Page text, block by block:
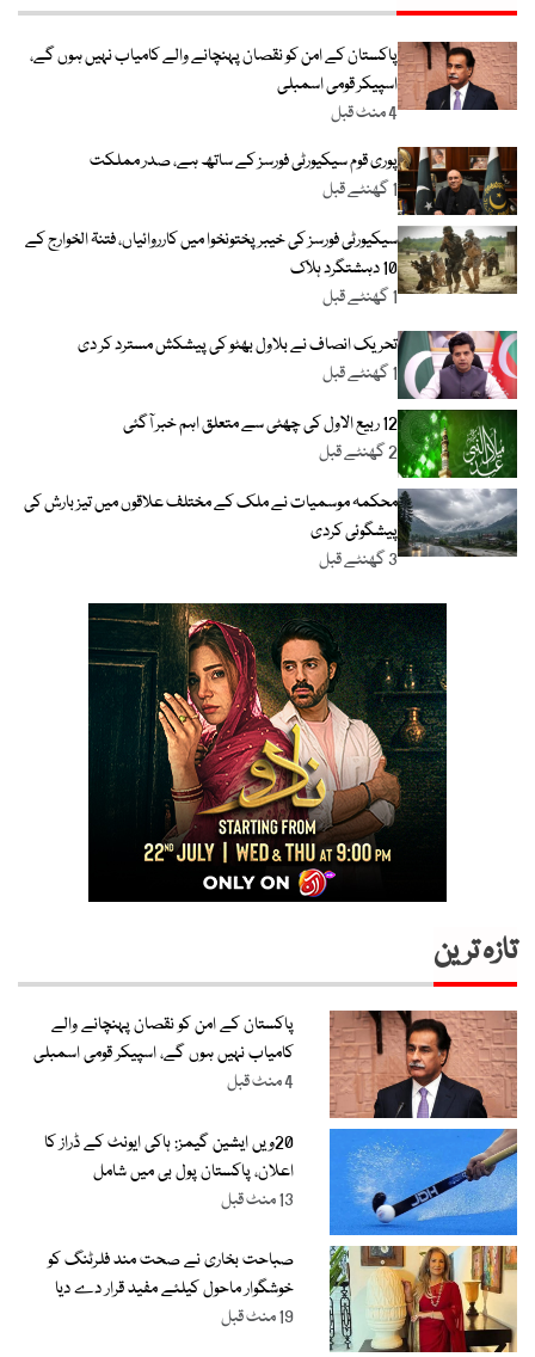
پاکستان کے امن کو نقصان پہنچانے والے کامیاب نہیں ہوں گے،
اسپیکر قومی اسمبلی
4 منٹ قبل
پوری قوم سیکیورٹی فورسز کے ساتھ ہے، صدر مملکت
1 گھنٹے قبل
سیکیورٹی فورسز کی خیبر پختونخوا میں کارروائیاں، فتنۃ الخوارج کے
10 دہشتگرد ہلاک
1 گھنٹے قبل
تحریک انصاف نے بلاول بھٹو کی پیشکش مسترد کر دی
1 گھنٹے قبل
12 ربیع الاول کی چھٹی سے متعلق اہم خبر آگئی
2 گھنٹے قبل
محکمہ موسمیات نے ملک کے مختلف علاقوں میں تیز بارش کی
پیشگوئی کردی
3 گھنٹے قبل
تازہ ترین
پاکستان کے امن کو نقصان پہنچانے والے
کامیاب نہیں ہوں گے، اسپیکر قومی اسمبلی
4 منٹ قبل
20ویں ایشین گیمز: ہاکی ایونٹ کے ڈراز کا
اعلان، پاکستان پول بی میں شامل
13 منٹ قبل
صباحت بخاری نے صحت مند فلرٹنگ کو
خوشگوار ماحول کیلئے مفید قرار دے دیا
19 منٹ قبل